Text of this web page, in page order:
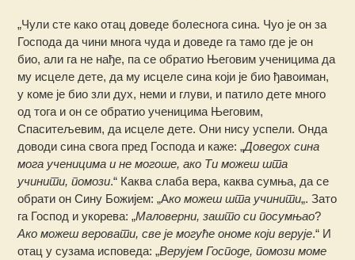
„Чули сте како отац доведе болеснога сина. Чуо је он за
Господа да чини многа чуда и доведе га тамо где је он
био, али га не нађе, па се обратио Његовим ученицима да
му исцеле дете, да му исцеле сина који је био ђавоиман,
у коме је био зли дух, неми и глуви, и патило дете много
од тога и он се обратио ученицима Његовим,
Спаситељевим, да исцеле дете. Они нису успели. Онда
доводи сина свога пред Господа и каже: „Доведох сина
мога ученицима и не могоше, ако Ти можеш шта
учинити, помози.“ Каква слаба вера, каква сумња, да се
обрати он Сину Божијем: „Ако можеш шта учинити„. Зато
га Господ и укорева: „Маловерни, зашто си посумњао?
Ако можеш веровати, све је могуће ономе који верује.“ И
отац у сузама исповеда: „Верујем Господе, помози моме